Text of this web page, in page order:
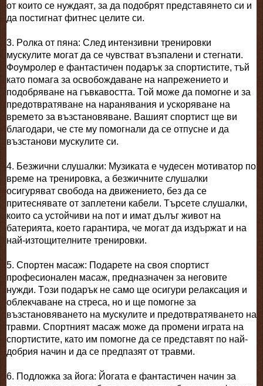
от които се нуждаят, за да подобрят представянето си и
да постигнат фитнес целите си.
3. Ролка от пяна: След интензивни тренировки
мускулите могат да се чувстват възпалени и стегнати.
Фоумролер е фантастичен подарък за спортистите, тъй
като помага за освобождаване на напрежението и
подобряване на гъвкавостта. Той може да помогне и за
предотвратяване на наранявания и ускоряване на
времето за възстановяване. Вашият спортист ще ви
благодари, че сте му помогнали да се отпусне и да
възстанови мускулите си.
4. Безжични слушалки: Музиката е чудесен мотиватор по
време на тренировка, а безжичните слушалки
осигуряват свобода на движението, без да се
притеснявате от заплетени кабели. Търсете слушалки,
които са устойчиви на пот и имат дълъг живот на
батерията, което гарантира, че могат да издържат и на
най-изтощителните тренировки.
5. Спортен масаж: Подарете на своя спортист
професионален масаж, предназначен за неговите
нужди. Този подарък не само ще осигури релаксация и
облекчаване на стреса, но и ще помогне за
възстановяването на мускулите и предотвратяването на
травми. Спортният масаж може да промени играта на
спортистите, като им помогне да се представят по най-
добрия начин и да се предпазят от травми.
6. Подложка за йога: Йогата е фантастичен начин за